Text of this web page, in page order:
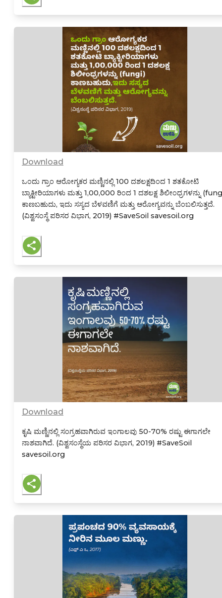
ಒಂದು ಗ್ರಾಂ ಆರೋಗ್ಯಕರ ಮಣ್ಣಿನಲ್ಲಿ 100 ದಶಲಕ್ಷದಿಂದ 1 ಶತಕೋಟಿ
ಬ್ಯಾಕ್ಟೀರಿಯಾಗಳು ಮತ್ತು 1,00,000 ರಿಂದ 1 ದಶಲಕ್ಷ ಶಿಲೀಂಧ್ರಗಳನ್ನು
ಕಾಣಬಹುದು, ಇದು ಸಸ್ಯದ ಬೆಳವಣಿಗೆ ಮತ್ತು ಆರೋಗ್ಯವನ್ನು ಬೆಂಬಲಿಸುತ್ತದೆ.
(ವಿಶ್ವಸಂಸ್ಥೆ ಪರಿಸರ ವಿಭಾಗ, 2019) #SaveSoil savesoil.org
Download
ಕೃಷಿ ಮಣ್ಣಿನಲ್ಲಿ ಸಂಗ್ರಹವಾಗಿರುವ ಇಂಗಾಲವು 50-70% ರಷ್ಟು ಈಗಾಗಲೇ
ನಾಶವಾಗಿದೆ. (ವಿಶ್ವಸಂಸ್ಥೆಯ ಪರಿಸರ ವಿಭಾಗ, 2019) #SaveSoil
savesoil.org
Download